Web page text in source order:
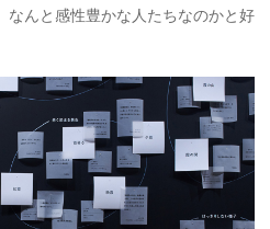
なんと感性豊かな人たちなのかと好